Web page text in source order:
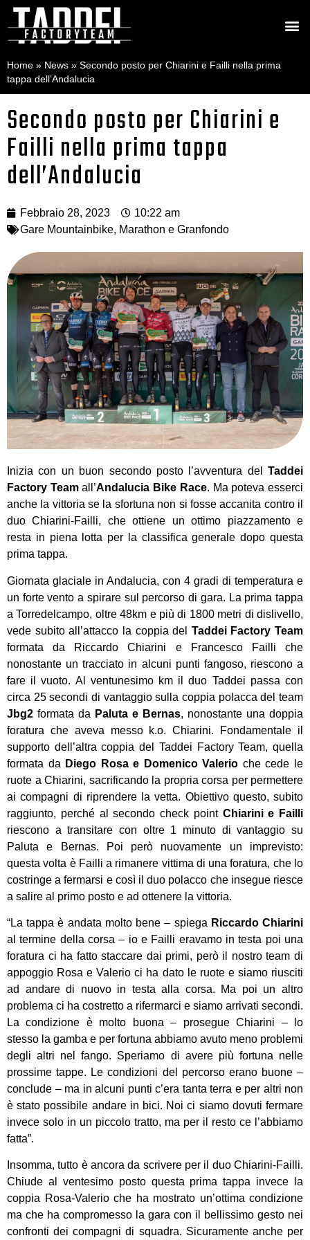
Home » News » Secondo posto per Chiarini e Failli nella prima
tappa dell’Andalucia
Secondo posto per Chiarini e
Failli nella prima tappa
dell’Andalucia
Febbraio 28, 2023
10:22 am
Gare Mountainbike, Marathon e Granfondo
Inizia con un buon secondo posto l’avventura del Taddei
Factory Teamall’Andalucia Bike Race. Ma poteva esserci
anche la vittoria se la sfortuna non si fosse accanita contro il
duo Chiarini-Failli, che ottiene un ottimo piazzamento e
resta in piena lotta per la classifica generale dopo questa
prima tappa.
Giornata glaciale in Andalucia, con 4 gradi di temperatura e
un forte vento a spirare sul percorso di gara. La prima tappa
a Torredelcampo, oltre 48km e più di 1800 metri di dislivello,
vede subito all’attacco la coppia del Taddei Factory Team
formata da Riccardo Chiarini e Francesco Failli che
nonostante un tracciato in alcuni punti fangoso, riescono a
fare il vuoto. Al ventunesimo km il duo Taddei passa con
circa 25 secondi di vantaggio sulla coppia polacca del team
Jbg2 formata da Paluta e Bernas, nonostante una doppia
foratura che aveva messo k.o. Chiarini. Fondamentale il
supporto dell’altra coppia del Taddei Factory Team, quella
formata da Diego Rosa e Domenico Valerio che cede le
ruote a Chiarini, sacrificando la propria corsa per permettere
ai compagni di riprendere la vetta. Obiettivo questo, subito
raggiunto, perché al secondo check point Chiarini e Failli
riescono a transitare con oltre 1 minuto di vantaggio su
Paluta e Bernas. Poi però nuovamente un imprevisto:
questa volta è Failli a rimanere vittima di una foratura, che lo
costringe a fermarsi e così il duo polacco che insegue riesce
a salire al primo posto e ad ottenere la vittoria.
“La tappa è andata molto bene – spiega Riccardo Chiarini
al termine della corsa – io e Failli eravamo in testa poi una
foratura ci ha fatto staccare dai primi, però il nostro team di
appoggio Rosa e Valerio ci ha dato le ruote e siamo riusciti
ad andare di nuovo in testa alla corsa. Ma poi un altro
problema ci ha costretto a rifermarci e siamo arrivati secondi.
La condizione è molto buona – prosegue Chiarini – lo
stesso la gamba e per fortuna abbiamo avuto meno problemi
degli altri nel fango. Speriamo di avere più fortuna nelle
prossime tappe. Le condizioni del percorso erano buone –
conclude – ma in alcuni punti c’era tanta terra e per altri non
è stato possibile andare in bici. Noi ci siamo dovuti fermare
invece solo in un piccolo tratto, ma per il resto ce l’abbiamo
fatta”.
Insomma, tutto è ancora da scrivere per il duo Chiarini-Failli.
Chiude al ventesimo posto questa prima tappa invece la
coppia Rosa-Valerio che ha mostrato un’ottima condizione
ma che ha compromesso la gara con il bellissimo gesto nei
confronti dei compagni di squadra. Sicuramente anche per